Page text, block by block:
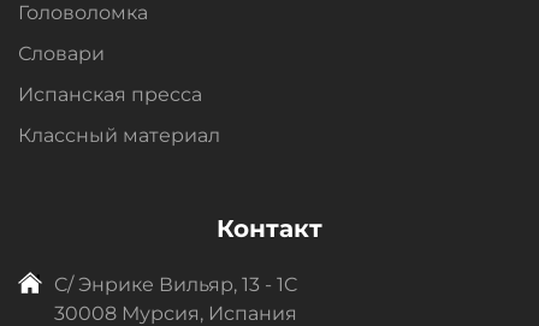
Головоломка
Словари
Испанская пресса
Классный материал
Контакт
C/ Энрике Вильяр, 13 - 1C
30008 Мурсия, Испания